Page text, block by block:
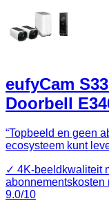
eufyCam
Doorbell
“Topbeeld en geen
ecosysteem kunt
✓ 4K‑beeldkwaliteit
abonnementskosten
9.0/10